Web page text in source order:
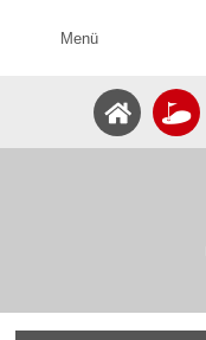
Menü